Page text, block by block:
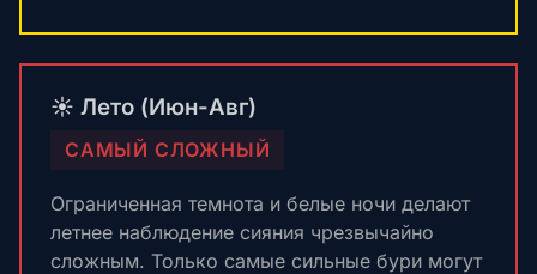
☀️ Лето (Июн-Авг)
САМЫЙ СЛОЖНЫЙ
Ограниченная темнота и белые ночи делают
летнее наблюдение сияния чрезвычайно
сложным. Только самые сильные бури могут